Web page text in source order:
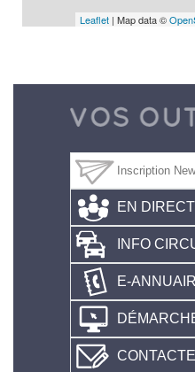
Leaflet | Map data ©
EN
INFO
E-